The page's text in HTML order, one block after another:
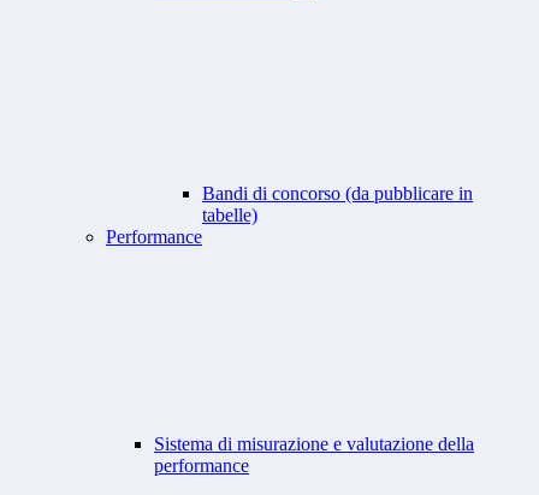
Bandi di concorso (da pubblicare in
tabelle)
Performance
Sistema di misurazione e valutazione della
performance